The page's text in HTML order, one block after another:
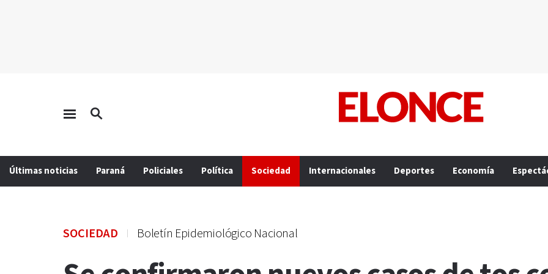
Últimas noticias Paraná Policiales Política Sociedad Internacionales Deportes Economía
SOCIEDAD Boletín Epidemiológico Nacional